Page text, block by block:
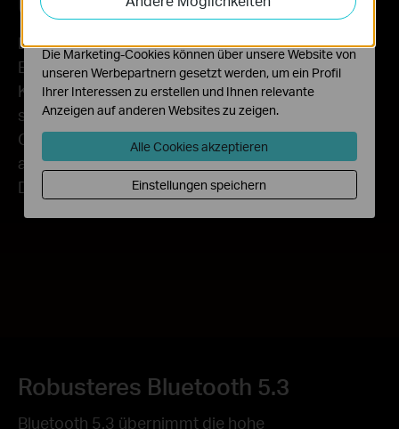
Der Archer TXE72E verbessert den WLAN-
Empfang Ihres PCs mit der revolutionären
Kombination aus OFDMA und MU-MIMO. Dies
stellt sicher, dass Ihr PC gleichzeitig mit mehreren
Geräten mit dem Router kommunizieren kann,
anstatt darauf zu warten, dass die
Datenübertragung nacheinander erfolgt.
Robusteres Bluetooth 5.3
Bluetooth 5.3 übernimmt die hohe
Funktionsweise unserer Website zu verbessern und
Die Marketing-Cookies können über unsere Website von
unseren Werbepartnern gesetzt werden, um ein Profil
Ihrer Interessen zu erstellen und Ihnen relevante
Anzeigen auf anderen Websites zu zeigen.
Alle Cookies akzeptieren
Einstellungen speichern